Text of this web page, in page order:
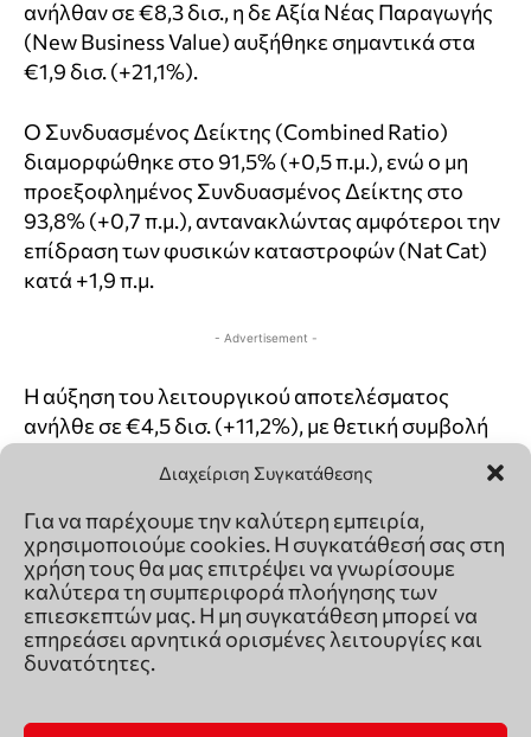
Διαχείριση Συγκατάθεσης
Για να παρέχουμε την καλύτερη εμπειρία,
χρησιμοποιούμε cookies. Η συγκατάθεσή σας στη
χρήση τους θα μας επιτρέψει να γνωρίσουμε
καλύτερα τη συμπεριφορά πλοήγησης των
επιεσκεπτών μας. Η μη συγκατάθεση μπορεί να
επηρεάσει αρνητικά ορισμένες λειτουργίες και
δυνατότητες.